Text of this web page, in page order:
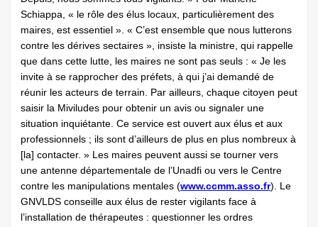
Schiappa, « le rôle des élus locaux, particulièrement des
maires, est essentiel ». « C’est ensemble que nous lutterons
contre les dérives sectaires », insiste la ministre, qui rappelle
que dans cette lutte, les maires ne sont pas seuls : « Je les
invite à se rapprocher des préfets, à qui j’ai demandé de
réunir les acteurs de terrain. Par ailleurs, chaque citoyen peut
saisir la Miviludes pour obtenir un avis ou signaler une
situation inquiétante. Ce service est ouvert aux élus et aux
professionnels ; ils sont d’ailleurs de plus en plus nombreux à
[la] contacter. » Les maires peuvent aussi se tourner vers
une antenne départementale de l’Unadfi ou vers le Centre
contre les manipulations mentales (www.ccmm.asso.fr). Le
GNVLDS conseille aux élus de rester vigilants face à
l’installation de thérapeutes : questionner les ordres